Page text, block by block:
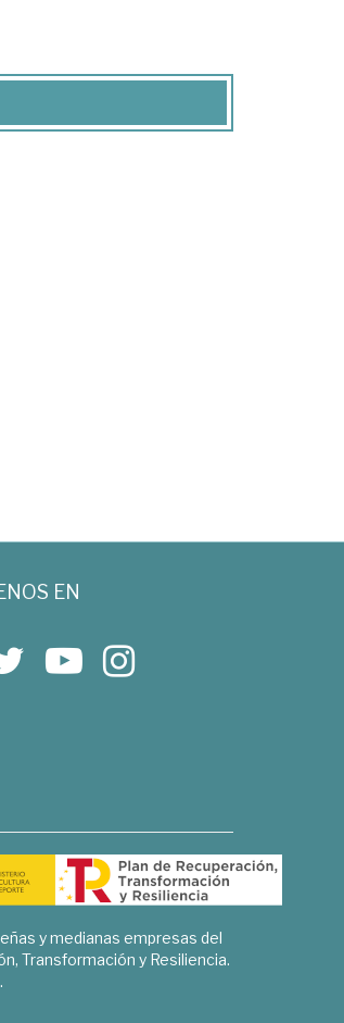
EN
y medianas empresas del
Transformación y Resiliencia.